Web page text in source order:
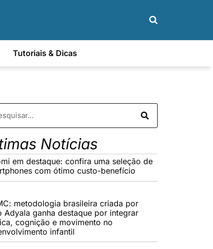
Tutoriais & Dicas
Notícias
em destaque: confira uma seleção de
com ótimo custo-benefício
metodologia brasileira criada por
Adyala ganha destaque por integrar
cognição e movimento no
infantil